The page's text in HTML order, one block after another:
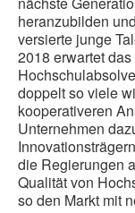
heranzubilden
versierte junge
2018 erwartet
doppelt so viele
kooperativeren
Unternehmen
die Regierungen
Qualität von
so den Markt mit